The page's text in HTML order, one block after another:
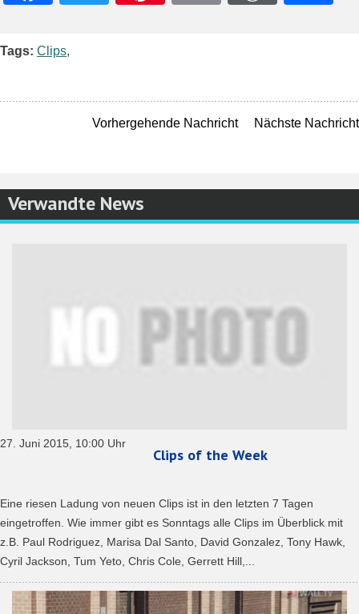
Tags: Clips,
Vorhergehende Nachricht Nächste Nachricht
Verwandte News
27. Juni 2015, 10:00 Uhr
Clips of the Week
Eine riesen Ladung von neuen Clips ist in den letzten 7 Tagen
eingetroffen. Wie immer gibt es Sonntags alle Clips im Überblick mit
z.B. Paul Rodriguez, Marisa Dal Santo, David Gonzalez, Tony Hawk,
Cyril Jackson, Tum Yeto, Chris Cole, Gerrett Hill,...